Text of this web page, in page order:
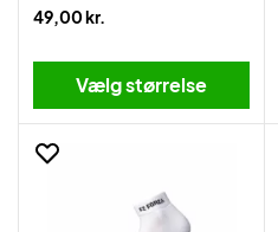
49,00 kr.
Vælg størrelse